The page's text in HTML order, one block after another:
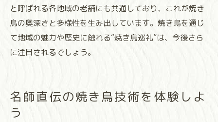
と呼ばれる各地域の老舗にも共通しており、これが焼き
鳥の奥深さと多様性を生み出しています。焼き鳥を通じ
て地域の魅力や歴史に触れる“焼き鳥巡礼”は、今後さら
に注目されるでしょう。
名師直伝の焼き鳥技術を体験しよ
う